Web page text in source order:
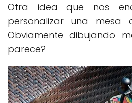
Otra idea que nos
personalizar una mesa
Obviamente dibujando
parece?